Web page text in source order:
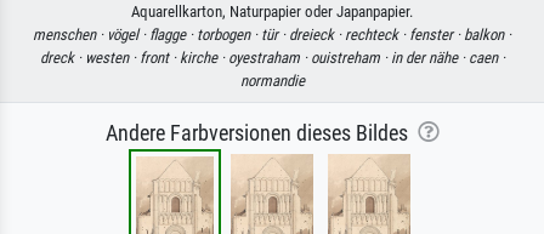
Aquarellkarton, Naturpapier oder Japanpapier.
menschen · vögel · flagge · torbogen · tür · dreieck · rechteck · fenster · balkon ·
dreck · westen · front · kirche · oyestraham · ouistreham · in der nähe · caen ·
normandie
Andere Farbversionen dieses Bildes